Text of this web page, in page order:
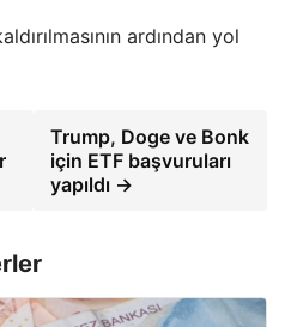
ardından yol
Trump, Doge ve Bonk
için ETF başvuruları
yapıldı →